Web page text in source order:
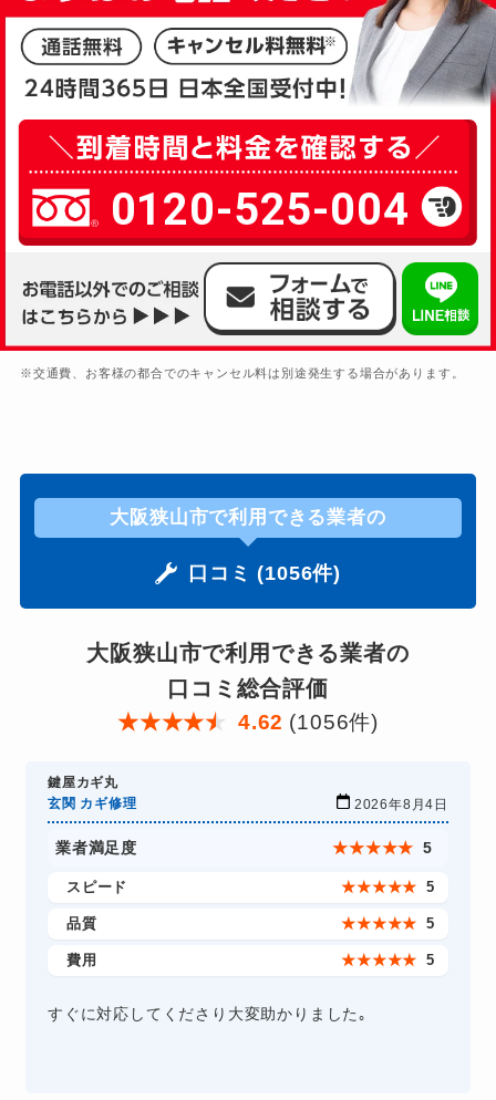
0120-525-004
※交通費、お客様の都合でのキャンセル料は別途発生する場合があります。
大阪狭山市で利用できる業者の
口コミ (1056件)
大阪狭山市で利用できる業者の
口コミ総合評価
★★★★★ 4.62 (1056件)
鍵屋カギ丸
玄関 カギ修理
2026年8月4日
業者満足度 ★★★★★ 5
スピード ★★★★★ 5
品質 ★★★★★ 5
費用 ★★★★★ 5
すぐに対応してくださり大変助かりました｡